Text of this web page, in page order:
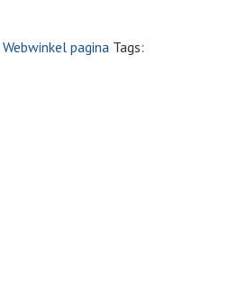
Webwinkel pagina Tags: